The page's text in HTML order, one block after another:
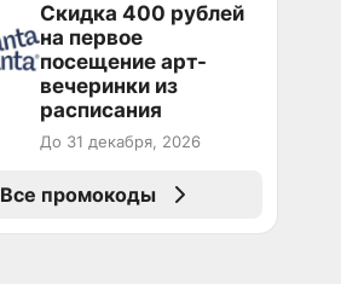
Cкидка 400 рублей
на первое
посещение арт-
вечеринки из
расписания
До 31 декабря, 2026
Все промокоды